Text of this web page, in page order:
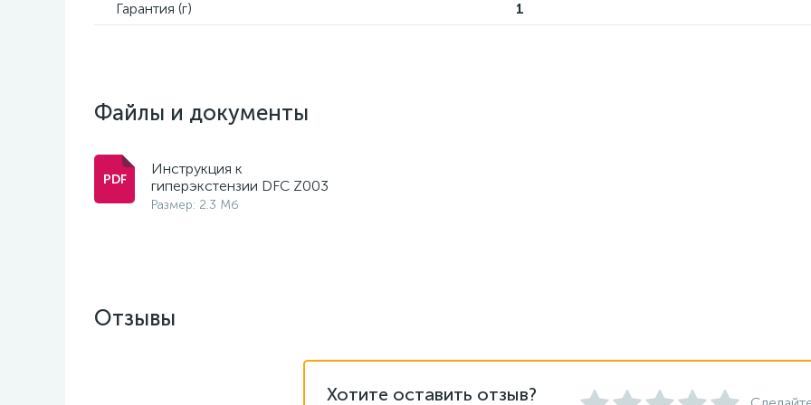
Гарантия (г)
1
Файлы и документы
Инструкция к
гиперэкстензии DFC Z003
Размер: 2.3 Мб
Отзывы
Хотите оставить отзыв?